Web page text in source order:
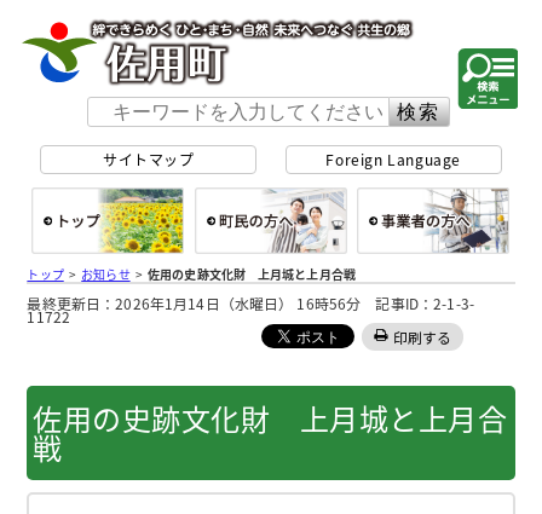
サイトマップ Foreign Language
総合トップ 町民の方へ
トップ> お知らせ>佐用の史跡文化財 上月城と上月合戦
最終更新日：2026年1月14日（水曜日） 16時56分 記事ID：2-1-3-
11722
印刷する
佐用の史跡文化財 上月城と上月合
戦